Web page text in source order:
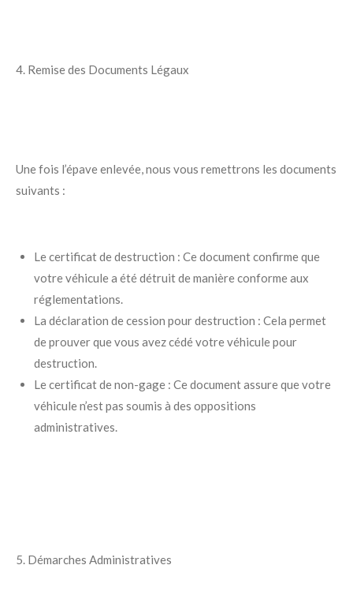
4. Remise des Documents Légaux
Une fois l’épave enlevée, nous vous remettrons les documents
suivants :
Le certificat de destruction : Ce document confirme que
votre véhicule a été détruit de manière conforme aux
réglementations.
La déclaration de cession pour destruction : Cela permet
de prouver que vous avez cédé votre véhicule pour
destruction.
Le certificat de non-gage : Ce document assure que votre
véhicule n’est pas soumis à des oppositions
administratives.
5. Démarches Administratives